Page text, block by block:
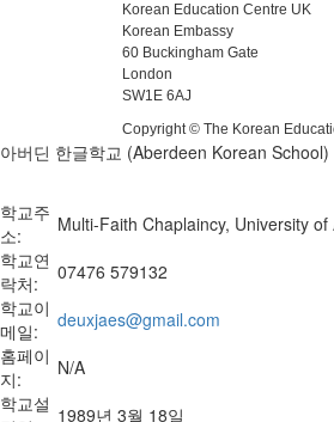
Korean Education Centre UK
Korean Embassy
60 Buckingham Gate
London
SW1E 6AJ
Copyright © The Korean
아버딘 한글학교 (Aberdeen Korean School)
학교주
소:
Multi-Faith Chaplaincy, University
학교연
락처:
07476 579132
학교이
메일:
deuxjaes@gmail.com
홈페이
지:
N/A
학교설 1989년 3월 18일